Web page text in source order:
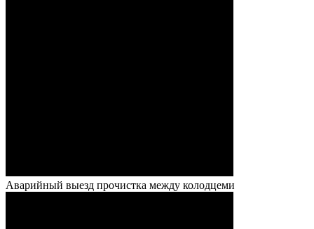
Аварийный выезд прочистка между колодцеми